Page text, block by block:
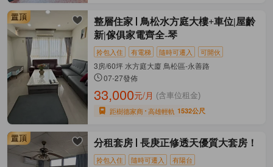
整層住家
鳥松水方庭大樓+車位|屋齡
新|傢俱家電齊全-琴
拎包入住 有電梯 隨時可遷入 可開伙
3房/60坪 水方庭大廈 鳥松區-永善路
07-27發佈
33,000元/月 (含車位租金)
距樹德家商 高雄輕軌 1532公尺
分租套房 長庚正修透天優質大套房！
拎包入住 隨時可遷入 有陽台